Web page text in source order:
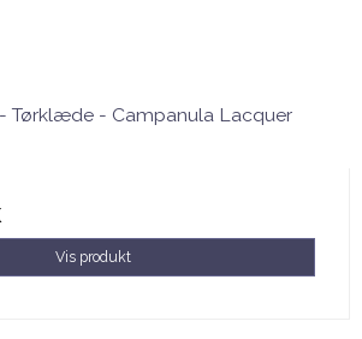
Tørklæde - Campanula Lacquer
Vis produkt